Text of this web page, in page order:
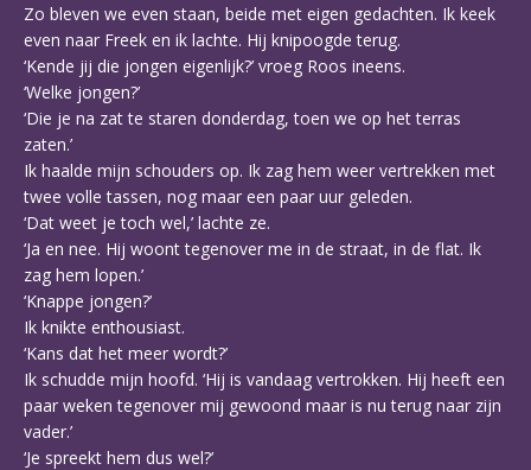
Zo bleven we even staan, beide met eigen gedachten. Ik keek
even naar Freek en ik lachte. Hij knipoogde terug.
‘Kende jij die jongen eigenlijk?’ vroeg Roos ineens.
‘Welke jongen?’
‘Die je na zat te staren donderdag, toen we op het terras
zaten.’
Ik haalde mijn schouders op. Ik zag hem weer vertrekken met
twee volle tassen, nog maar een paar uur geleden.
‘Dat weet je toch wel,’ lachte ze.
‘Ja en nee. Hij woont tegenover me in de straat, in de flat. Ik
zag hem lopen.’
‘Knappe jongen?’
Ik knikte enthousiast.
‘Kans dat het meer wordt?’
Ik schudde mijn hoofd. ‘Hij is vandaag vertrokken. Hij heeft een
paar weken tegenover mij gewoond maar is nu terug naar zijn
vader.’
‘Je spreekt hem dus wel?’